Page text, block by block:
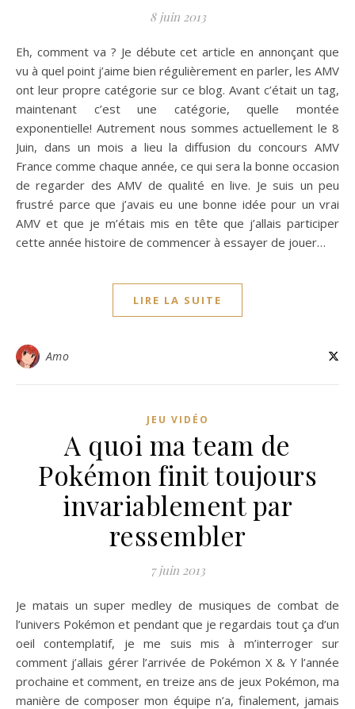
8 juin 2013
Eh, comment va ? Je débute cet article en annonçant que
vu à quel point j’aime bien régulièrement en parler, les AMV
ont leur propre catégorie sur ce blog. Avant c’était un tag,
maintenant c’est une catégorie, quelle montée
exponentielle! Autrement nous sommes actuellement le 8
Juin, dans un mois a lieu la diffusion du concours AMV
France comme chaque année, ce qui sera la bonne occasion
de regarder des AMV de qualité en live. Je suis un peu
frustré parce que j’avais eu une bonne idée pour un vrai
AMV et que je m’étais mis en tête que j’allais participer
cette année histoire de commencer à essayer de jouer…
LIRE LA SUITE
Amo
JEU VIDÉO
A quoi ma team de
Pokémon finit toujours
invariablement par
ressembler
7 juin 2013
Je matais un super medley de musiques de combat de
l’univers Pokémon et pendant que je regardais tout ça d’un
oeil contemplatif, je me suis mis à m’interroger sur
comment j’allais gérer l’arrivée de Pokémon X & Y l’année
prochaine et comment, en treize ans de jeux Pokémon, ma
manière de composer mon équipe n’a, finalement, jamais